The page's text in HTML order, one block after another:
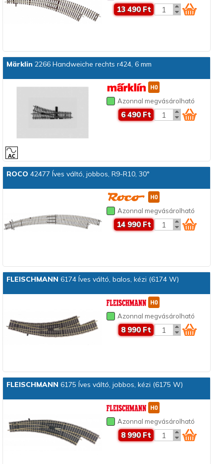
13 490 Ft
Märklin 2266 Handweiche rechts r424, 6 mm
Azonnal megvásárolható
6 490 Ft
ROCO 42477 Íves váltó, jobbos, R9-R10, 30°
Azonnal megvásárolható
14 990 Ft
FLEISCHMANN 6174 Íves váltó, balos, kézi (6174 W)
Azonnal megvásárolható
8 990 Ft
FLEISCHMANN 6175 Íves váltó, jobbos, kézi (6175 W)
Azonnal megvásárolható
8 990 Ft